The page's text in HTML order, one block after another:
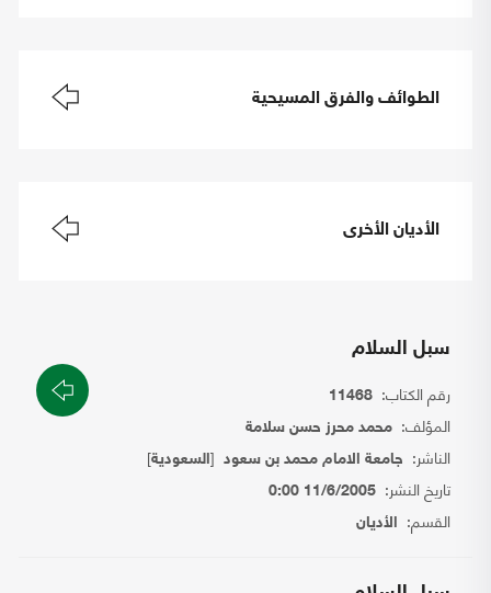
الطوائف والفرق المسيحية
الأديان الأخرى
سبل السلام
رقم الكتاب: 11468
المؤلف: محمد محرز حسن سلامة
الناشر: جامعة الامام محمد بن سعود [السعودية]
تاريخ النشر: 11/6/2005 0:00
القسم: الأديان